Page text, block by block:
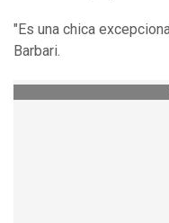
"Es una chica
Barbari.